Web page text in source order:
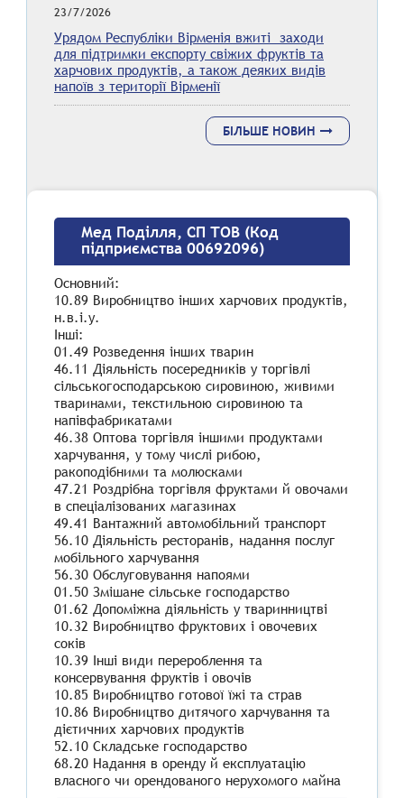
23/7/2026
Урядом Республіки Вірменія вжиті заходи
для підтримки експорту свіжих фруктів та
харчових продуктів, а також деяких видів
напоїв з території Вірменії
БІЛЬШЕ НОВИН
Мед Поділля, СП ТОВ (Код
підприємства 00692096)
Основний:
10.89 Виробництво інших харчових продуктів,
н.в.і.у.
Інші:
01.49 Розведення інших тварин
46.11 Діяльність посередників у торгівлі
сільськогосподарською сировиною, живими
тваринами, текстильною сировиною та
напівфабрикатами
46.38 Оптова торгівля іншими продуктами
харчування, у тому числі рибою,
ракоподібними та молюсками
47.21 Роздрібна торгівля фруктами й овочами
в спеціалізованих магазинах
49.41 Вантажний автомобільний транспорт
56.10 Діяльність ресторанів, надання послуг
мобільного харчування
56.30 Обслуговування напоями
01.50 Змішане сільське господарство
01.62 Допоміжна діяльність у тваринництві
10.32 Виробництво фруктових і овочевих
соків
10.39 Інші види перероблення та
консервування фруктів і овочів
10.85 Виробництво готової їжі та страв
10.86 Виробництво дитячого харчування та
дієтичних харчових продуктів
52.10 Складське господарство
68.20 Надання в оренду й експлуатацію
власного чи орендованого нерухомого майна